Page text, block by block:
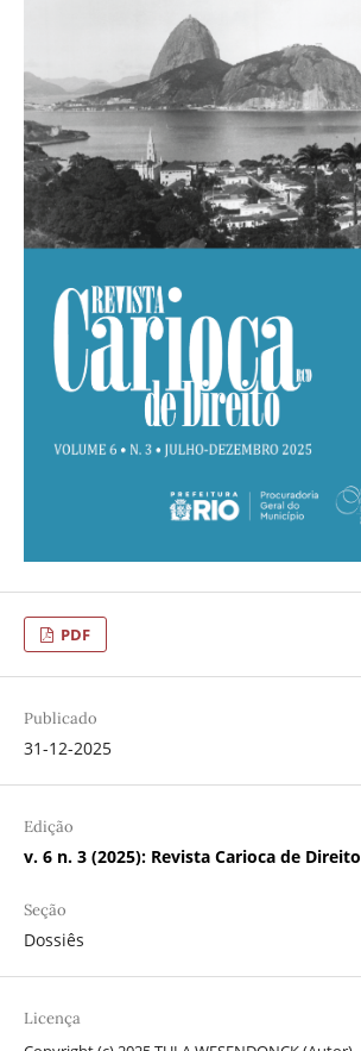
PDF
Publicado
31-12-2025
Edição
v. 6 n. 3 (2025): Revista Carioca de Direito
Seção
Dossiês
Licença